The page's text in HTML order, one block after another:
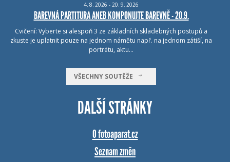
4. 8. 2026 - 20. 9. 2026
BAREVNÁ PARTITURA ANEB KOMPONUJTE BAREVNĚ - 20.9.
Cvičení: Vyberte si alespoň 3 ze základních skladebných postupů a
zkuste je uplatnit pouze na jednom námětu např. na jednom zátiší, na
portrétu, aktu…
VŠECHNY SOUTĚŽE
DALŠÍ STRÁNKY
O fotoaparat.cz
Seznam změn